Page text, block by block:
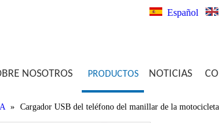
Español
NOSOTROS PRODUCTOS NOTICIAS
» Cargador USB del teléfono del manillar de la